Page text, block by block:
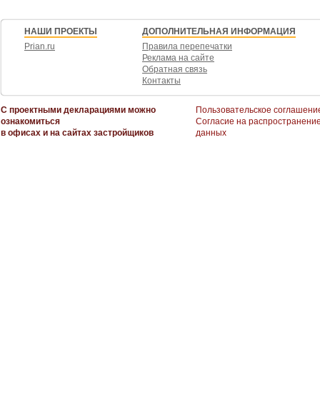
НАШИ ПРОЕКТЫ
Prian.ru
ДОПОЛНИТЕЛЬНАЯ ИНФОРМАЦИЯ
Правила перепечатки
Реклама на сайте
Обратная связь
Контакты
С проектными декларациями можно
ознакомиться
в офисах и на сайтах застройщиков
Пользовательское
Согласие на
данных